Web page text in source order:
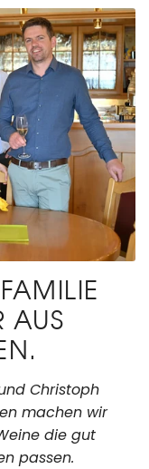
AUS
Christoph
machen wir
die gut
passen.